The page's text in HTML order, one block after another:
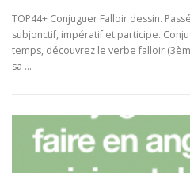
TOP44+ Conjuguer Falloir dessin.
subjonctif, impératif et participe.
temps, découvrez le verbe falloir
sa …